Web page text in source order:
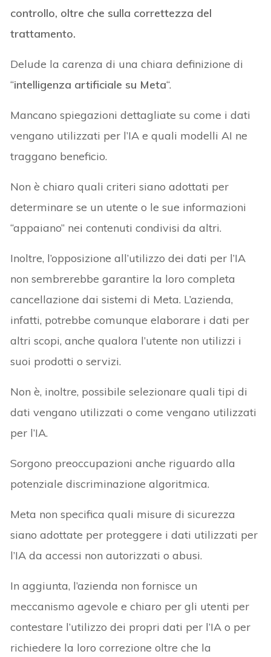
controllo, oltre che sulla correttezza del
trattamento.
Delude la carenza di una chiara definizione di
“intelligenza artificiale su Meta“.
Mancano spiegazioni dettagliate su come i dati
vengano utilizzati per l’IA e quali modelli AI ne
traggano beneficio.
Non è chiaro quali criteri siano adottati per
determinare se un utente o le sue informazioni
“appaiano” nei contenuti condivisi da altri.
Inoltre, l’opposizione all’utilizzo dei dati per l’IA
non sembrerebbe garantire la loro completa
cancellazione dai sistemi di Meta. L’azienda,
infatti, potrebbe comunque elaborare i dati per
altri scopi, anche qualora l’utente non utilizzi i
suoi prodotti o servizi.
Non è, inoltre, possibile selezionare quali tipi di
dati vengano utilizzati o come vengano utilizzati
per l’IA.
Sorgono preoccupazioni anche riguardo alla
potenziale discriminazione algoritmica.
Meta non specifica quali misure di sicurezza
siano adottate per proteggere i dati utilizzati per
l’IA da accessi non autorizzati o abusi.
In aggiunta, l’azienda non fornisce un
meccanismo agevole e chiaro per gli utenti per
contestare l’utilizzo dei propri dati per l’IA o per
richiedere la loro correzione oltre che la